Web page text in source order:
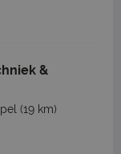
&
(19 km)